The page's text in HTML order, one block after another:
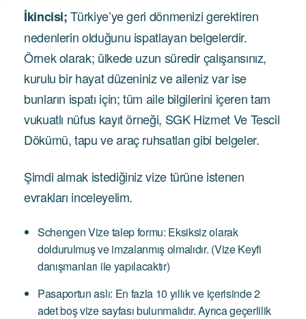
İkincisi;Türkiye’ye geri dönmenizi gerektiren
nedenlerin olduğunu ispatlayan belgelerdir.
Örnek olarak; ülkede uzun süredir çalışansınız,
kurulu bir hayat düzeniniz ve aileniz var ise
bunların ispatı için; tüm aile bilgilerini içeren tam
vukuatlı nüfus kayıt örneği, SGK Hizmet Ve Tescil
Dökümü, tapu ve araç ruhsatları gibi belgeler.
Şimdi almak istediğiniz vize türüne istenen
evrakları inceleyelim.
Schengen Vize talep formu: Eksiksiz olarak
doldurulmuş ve imzalanmış olmalıdır. (Vize Keyfi
danışmanları ile yapılacaktır)
Pasaportun aslı: En fazla 10 yıllık ve içerisinde 2
adet boş vize sayfası bulunmalıdır. Ayrıca geçerlilik